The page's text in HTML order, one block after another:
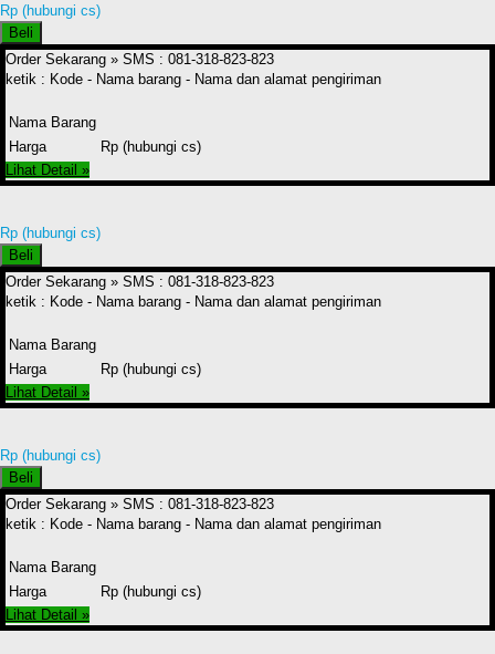
Rp (hubungi cs)
Beli
Order Sekarang » SMS : 081-318-823-823
ketik : Kode - Nama barang - Nama dan alamat pengiriman
Nama Barang
Harga
Rp (hubungi cs)
Lihat Detail »
Rp (hubungi cs)
Beli
Order Sekarang » SMS : 081-318-823-823
ketik : Kode - Nama barang - Nama dan alamat pengiriman
Nama Barang
Harga
Rp (hubungi cs)
Lihat Detail »
Rp (hubungi cs)
Beli
Order Sekarang » SMS : 081-318-823-823
ketik : Kode - Nama barang - Nama dan alamat pengiriman
Nama Barang
Harga
Rp (hubungi cs)
Lihat Detail »